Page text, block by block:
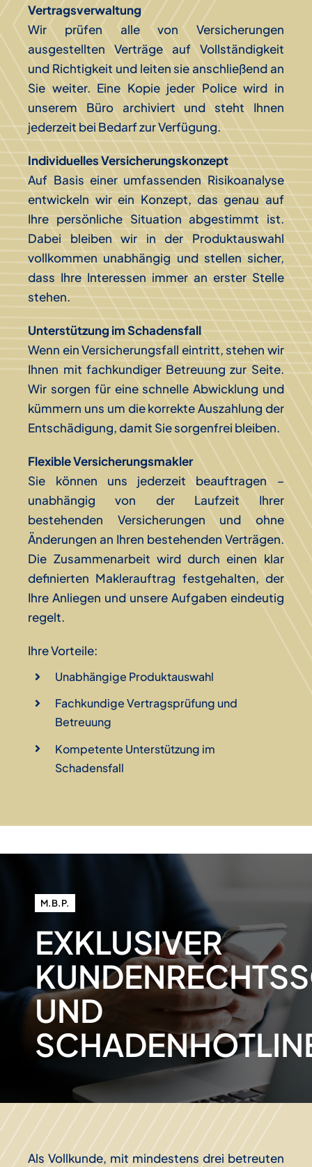
Vertragsverwaltung
Wir prüfen alle von Versicherungen
ausgestellten Verträge auf Vollständigkeit
und Richtigkeit und leiten sie anschließend an
Sie weiter. Eine Kopie jeder Police wird in
unserem Büro archiviert und steht Ihnen
jederzeit bei Bedarf zur Verfügung.
Individuelles Versicherungskonzept
Auf Basis einer umfassenden Risikoanalyse
entwickeln wir ein Konzept, das genau auf
Ihre persönliche Situation abgestimmt ist.
Dabei bleiben wir in der Produktauswahl
vollkommen unabhängig und stellen sicher,
dass Ihre Interessen immer an erster Stelle
stehen.
Unterstützung im Schadensfall
Wenn ein Versicherungsfall eintritt, stehen wir
Ihnen mit fachkundiger Betreuung zur Seite.
Wir sorgen für eine schnelle Abwicklung und
kümmern uns um die korrekte Auszahlung der
Entschädigung, damit Sie sorgenfrei bleiben.
Flexible Versicherungsmakler
Sie können uns jederzeit beauftragen –
unabhängig von der Laufzeit Ihrer
bestehenden Versicherungen und ohne
Änderungen an Ihren bestehenden Verträgen.
Die Zusammenarbeit wird durch einen klar
definierten Maklerauftrag festgehalten, der
Ihre Anliegen und unsere Aufgaben eindeutig
regelt.
Ihre Vorteile:
Unabhängige Produktauswahl
Fachkundige Vertragsprüfung und
Betreuung
Kompetente Unterstützung im
Schadensfall
M.B.P.
EXKLUSIVER
UND
Als Vollkunde, mit mindestens drei betreuten